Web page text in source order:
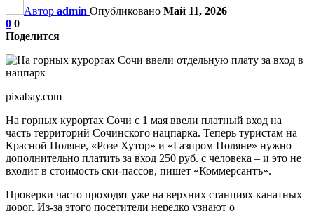
Автор admin Опубликовано Май 11, 2026
0 0
Поделится
pixabay.com
На горных курортах Сочи с 1 мая ввели платный вход на
часть территорий Сочинского нацпарка. Теперь туристам на
Красной Поляне, «Розе Хутор» и «Газпром Поляне» нужно
дополнительно платить за вход 250 руб. с человека – и это не
входит в стоимость ски-пассов, пишет «Коммерсантъ».
Проверки часто проходят уже на верхних станциях канатных
дорог. Из-за этого посетители нередко узнают о